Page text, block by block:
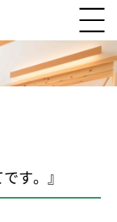
す。』